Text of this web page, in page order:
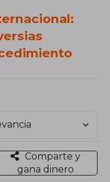
Comparte y
gana dinero